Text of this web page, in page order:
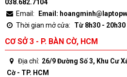
038.682.7104
Email:
Email:
Thời gian mở cửa:
Từ 8h30 -
CƠ SỞ 3 - P. BÀN CỜ, HCM
Địa chỉ: 26/9 Đường Số 3, Khu Cư
Cờ - TP. HCM